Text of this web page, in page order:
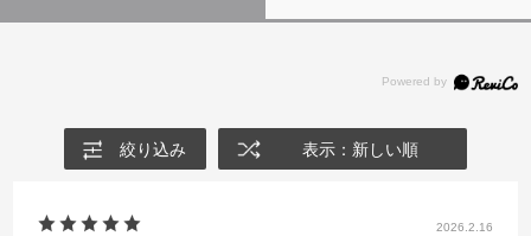
絞り込み 表示：新しい順
2026.2.16